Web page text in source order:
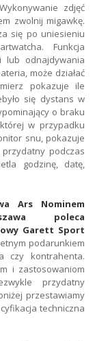
zdjęć
zwolnij migawkę.
się po uniesieniu
Funkcja
lub odnajdywania
może działać
pokazuje ile
się dystans w
o braku
w przypadku
snu, pokazuje
podczas
godzinę, datę,
Ars Nominem
poleca
Garett Sport
podarunkiem
czy kontrahenta.
i zastosowaniom
przydatny
przestawiamy
techniczna